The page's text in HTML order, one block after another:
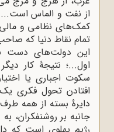
از نفت و الماس
کمک‌های نظامی و
تمام نقاط دنیا که
این دولت‌های دست
اول...؛ نتیجۀ کار
سکوت اجباری یا
افتادن تحول فکری
دایرۀ بسته از همه
جانبه بر روشنفکران،